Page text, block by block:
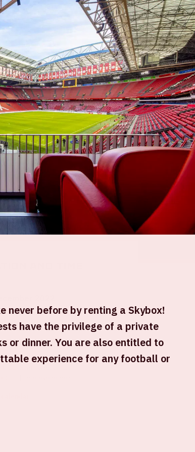
ArenA Portal
SEARCH
Cruijff ArenA
uur Stadion open
uur Start entertainment programma
never before by renting a Skybox!
have the privilege of a private
or dinner. You are also entitled to
experience for any football or